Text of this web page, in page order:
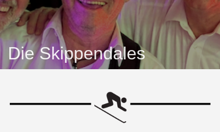
Die Skippendales